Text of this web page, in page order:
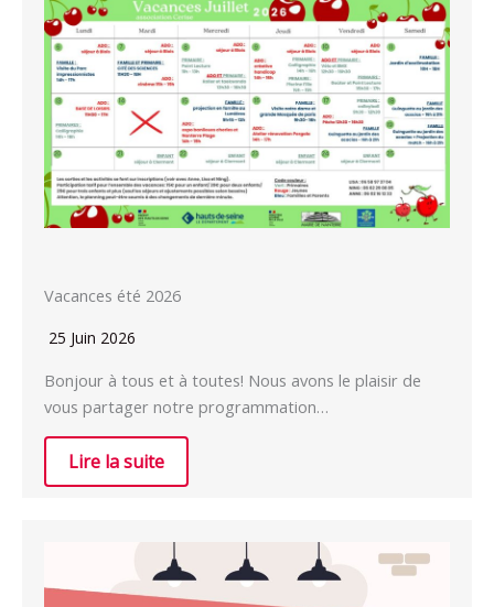
Vacances été 2026
25 Juin 2026
Bonjour à tous et à toutes! Nous avons le plaisir de
vous partager notre programmation…
Lire la suite